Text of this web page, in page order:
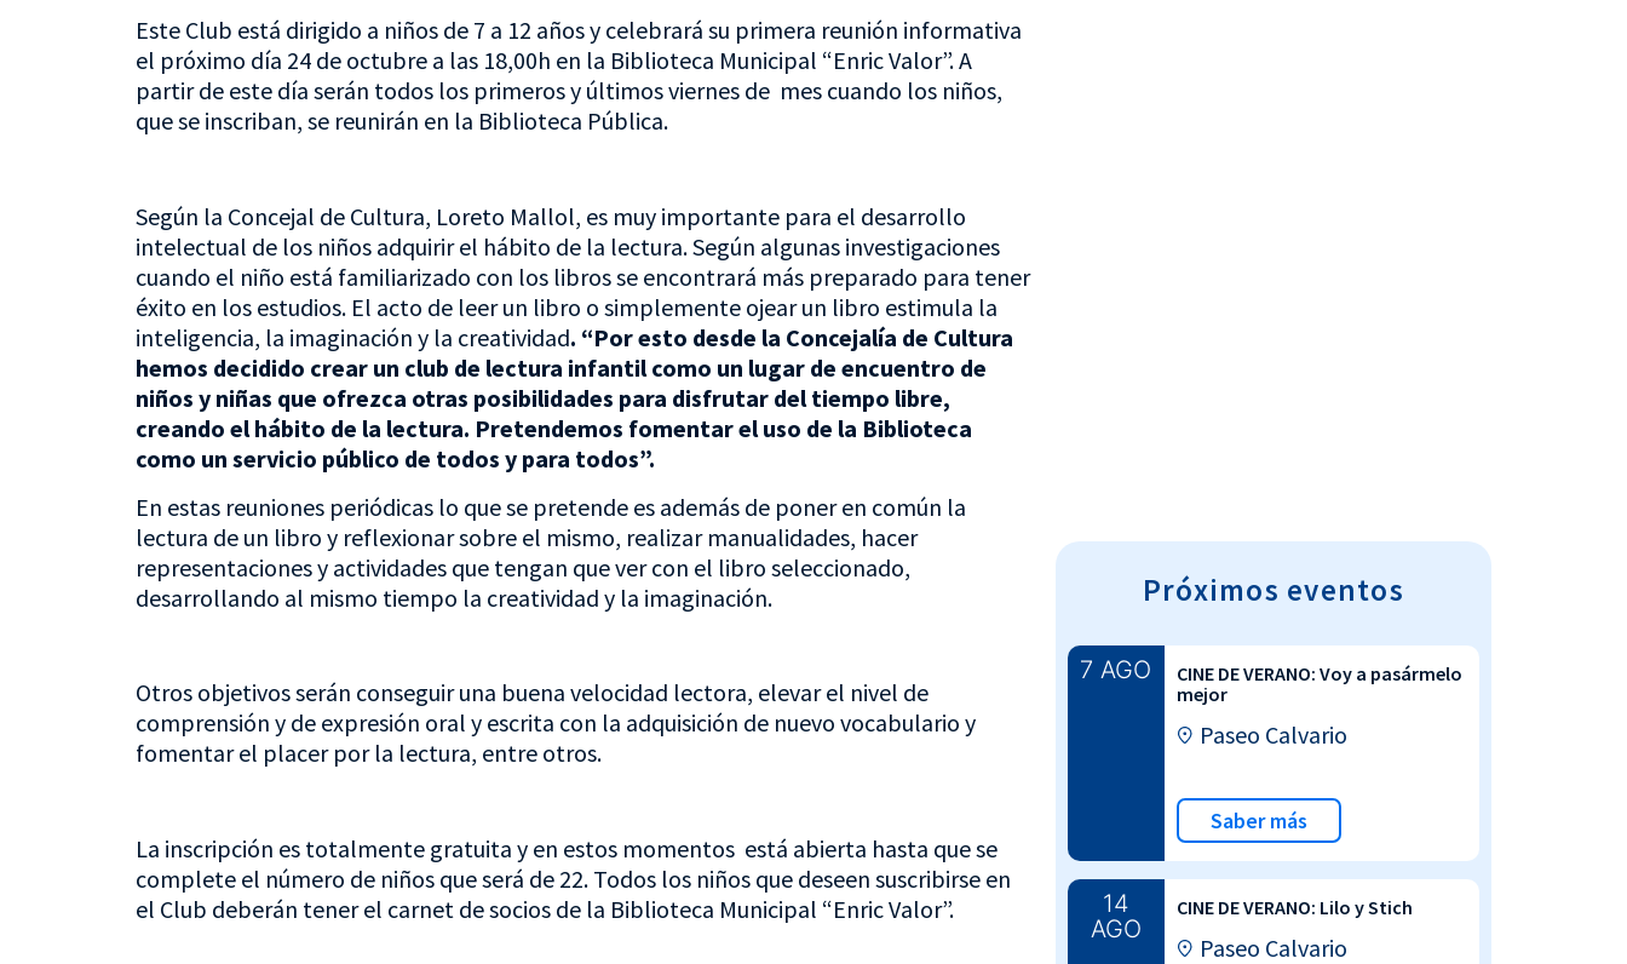
Este Club está dirigido a niños de 7 a 12 años y celebrará su primera reunión informativa
el próximo día 24 de octubre a las 18,00h en la Biblioteca Municipal “Enric Valor”. A
partir de este día serán todos los primeros y últimos viernes de mes cuando los niños,
que se inscriban, se reunirán en la Biblioteca Pública.
Según la Concejal de Cultura, Loreto Mallol, es muy importante para el desarrollo
intelectual de los niños adquirir el hábito de la lectura. Según algunas investigaciones
cuando el niño está familiarizado con los libros se encontrará más preparado para tener
éxito en los estudios. El acto de leer un libro o simplemente ojear un libro estimula la
inteligencia, la imaginación y la creatividad. “Por esto desde la Concejalía de Cultura
hemos decidido crear un club de lectura infantil como un lugar de encuentro de
niños y niñas que ofrezca otras posibilidades para disfrutar del tiempo libre,
creando el hábito de la lectura. Pretendemos fomentar el uso de la Biblioteca
como un servicio público de todos y para todos”.
En estas reuniones periódicas lo que se pretende es además de poner en común la
lectura de un libro y reflexionar sobre el mismo, realizar manualidades, hacer
representaciones y actividades que tengan que ver con el libro seleccionado,
desarrollando al mismo tiempo la creatividad y la imaginación.
Otros objetivos serán conseguir una buena velocidad lectora, elevar el nivel de
comprensión y de expresión oral y escrita con la adquisición de nuevo vocabulario y
fomentar el placer por la lectura, entre otros.
La inscripción es totalmente gratuita y en estos momentos está abierta hasta que se
complete el número de niños que será de 22. Todos los niños que deseen suscribirse en
el Club deberán tener el carnet de socios de la Biblioteca Municipal “Enric Valor”.
Próximos eventos
7 AGO
CINE DE VERANO: Voy a pasármelo
mejor
Paseo Calvario
Saber más
14
AGO
CINE DE VERANO: Lilo y Stich
Paseo Calvario